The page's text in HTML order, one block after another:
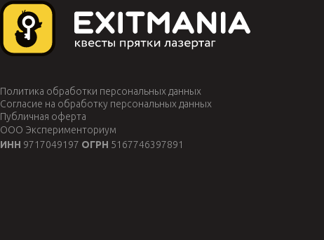
Политика обработки персональных данных
Согласие на обработку персональных данных
Публичная оферта
ООО Эксперименториум
ИНН 9717049197 ОГРН 5167746397891